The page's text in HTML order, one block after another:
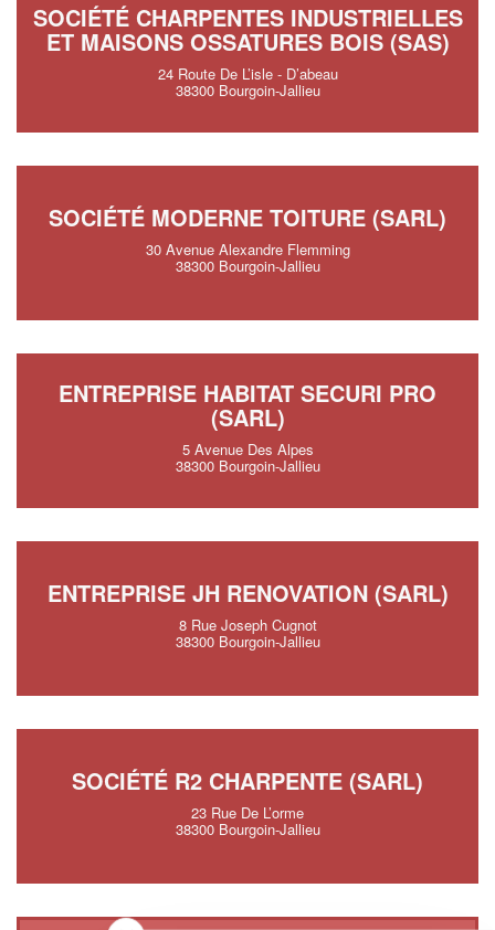
SOCIÉTÉ CHARPENTES INDUSTRIELLES
ET MAISONS OSSATURES BOIS (SAS)
24 Route De L’isle - D’abeau
38300 Bourgoin-Jallieu
SOCIÉTÉ MODERNE TOITURE (SARL)
30 Avenue Alexandre Flemming
38300 Bourgoin-Jallieu
ENTREPRISE HABITAT SECURI PRO
(SARL)
5 Avenue Des Alpes
38300 Bourgoin-Jallieu
ENTREPRISE JH RENOVATION (SARL)
8 Rue Joseph Cugnot
38300 Bourgoin-Jallieu
SOCIÉTÉ R2 CHARPENTE (SARL)
23 Rue De L’orme
38300 Bourgoin-Jallieu